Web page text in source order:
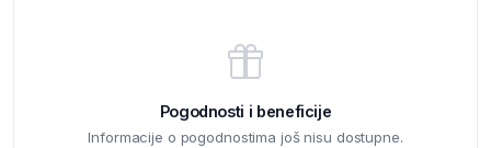
Pogodnosti i beneficije
Informacije o pogodnostima još nisu dostupne.